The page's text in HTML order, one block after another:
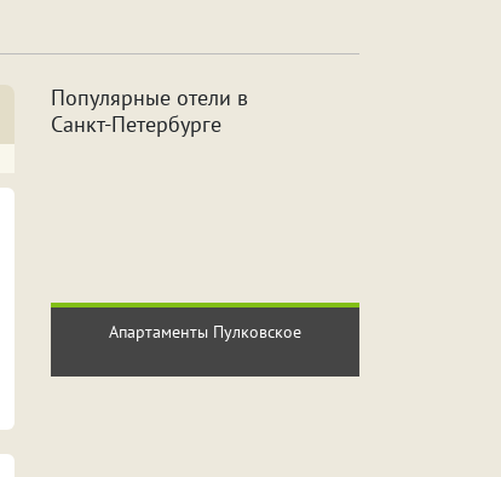
Джакузи
Популярные отели в
Санкт-Петербурге
Апартаменты Пулковское